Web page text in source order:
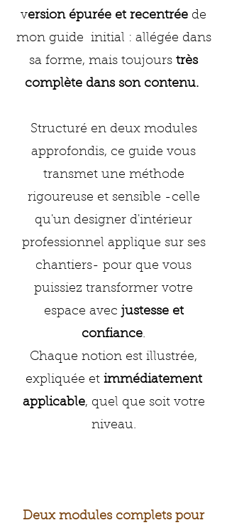
version épurée et recentrée de
mon guide initial : allégée dans
sa forme, mais toujours très
complète dans son contenu.
Structuré en deux modules
approfondis, ce guide vous
transmet une méthode
rigoureuse et sensible -celle
qu'un designer d'intérieur
professionnel applique sur ses
chantiers- pour que vous
puissiez transformer votre
espace avec justesse et
confiance.
Chaque notion est illustrée,
expliquée et immédiatement
applicable, quel que soit votre
niveau.
Deux modules complets pour